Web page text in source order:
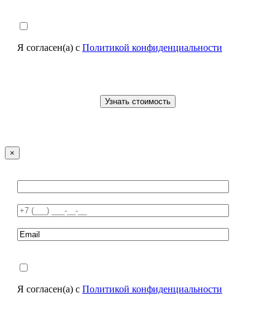
Я согласен(а) с Политикой конфиденциальности
×
Я согласен(а) с Политикой конфиденциальности